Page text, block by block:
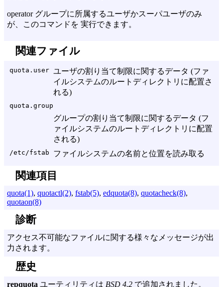
operator グループに所属するユーザかスーパユーザのみ
が、このコマンドを 実行できます。
関連ファイル
quota.user ユーザの割り当て制限に関するデータ (ファ
イルシステムのルートディレクトリに配置さ
れる)
quota.group
グループの割り当て制限に関するデータ (フ
ァイルシステムのルートディレクトリに配置
される)
/etc/fstab ファイルシステムの名前と位置を読み取る
関連項目
quota(1), quotactl(2), fstab(5), edquota(8), quotacheck(8),
quotaon(8)
診断
アクセス不可能なファイルに関する様々なメッセージが出
力されます。
歴史
repquota ユーティリティは BSD 4.2 で追加されました。